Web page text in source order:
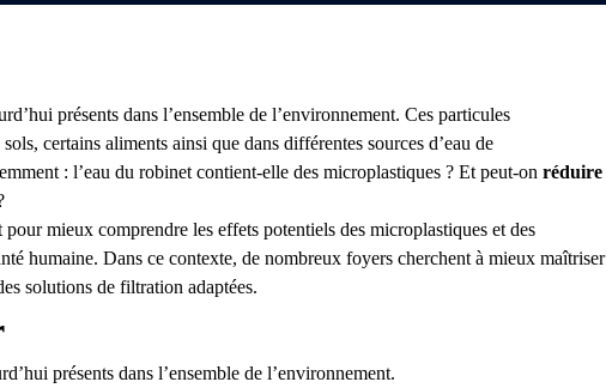
présents dans l’ensemble de l’environnement. Ces particules
certains aliments ainsi que dans différentes sources d’eau de
: l’eau du robinet contient-elle des microplastiques ? Et peut-on réduire
mieux comprendre les effets potentiels des microplastiques et des
humaine. Dans ce contexte, de nombreux foyers cherchent à mieux maîtriser
solutions de filtration adaptées.
présents dans l’ensemble de l’environnement.